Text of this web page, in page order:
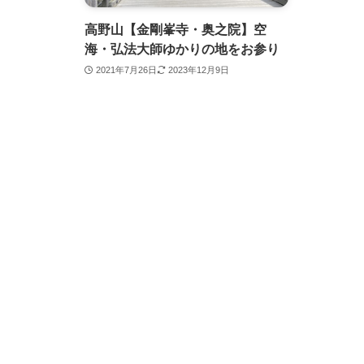
高野山【金剛峯寺・奥之院】空
海・弘法大師ゆかりの地をお参り
2021年7月26日 2023年12月9日